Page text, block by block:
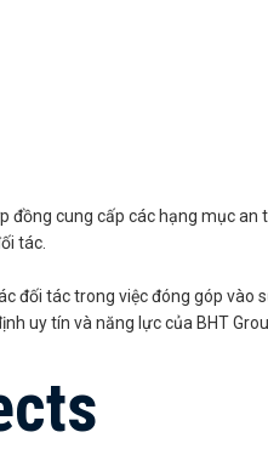
đồng cung cấp các hạng mục an
tác.
đối tác trong việc đóng góp vào
uy tín và năng lực của BHT